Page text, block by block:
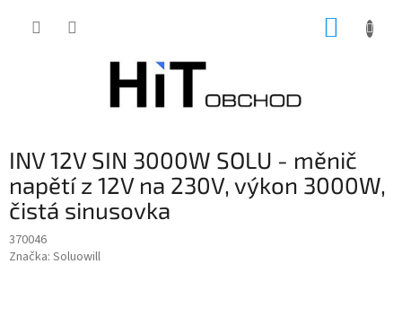
INV 12V SIN 3000W SOLU - měnič
napětí z 12V na 230V, výkon 3000W,
čistá sinusovka
370046
Značka: Soluowill